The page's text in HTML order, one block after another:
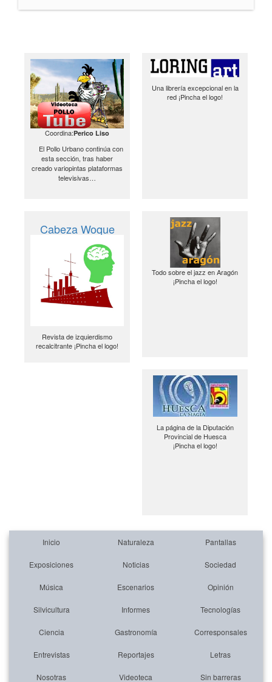
Coordina:Perico Liso
El Pollo Urbano continúa con
esta sección, tras haber
creado variopintas plataformas
televisivas…
Una librería excepcional en la
red ¡Pincha el logo!
Cabeza Woque
Revista de izquierdismo
recalcitrante ¡Pincha el logo!
Todo sobre el jazz en Aragón
¡Pincha el logo!
La página de la Diputación
Provincial de Huesca
¡Pincha el logo!
Inicio Naturaleza Pantallas
Exposiciones Noticias Sociedad
Música Escenarios Opinión
Silvicultura Informes Tecnologías
Ciencia Gastronomía Corresponsales
Entrevistas Reportajes Letras
Nosotras Videoteca Sin barreras